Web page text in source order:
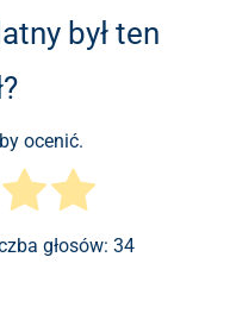
był ten
ocenić.
głosów: 34